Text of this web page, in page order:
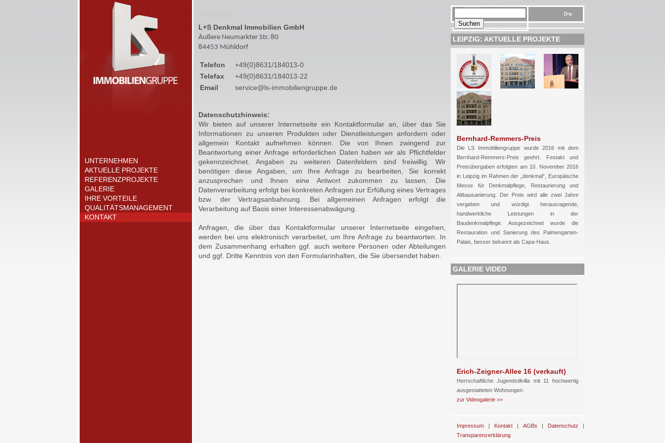
UNTERNEHMEN
AKTUELLE PROJEKTE
REFERENZPROJEKTE
GALERIE
IHRE VORTEILE
QUALITÄTSMANAGEMENT
KONTAKT
L+S Denkmal Immobilien GmbH
Äußere Neumarkter Str. 80
84453 Mühldorf
Telefon
+49(0)8631/184013-0
Telefax
+49(0)8631/184013-22
Email
service@ls-immobiliengruppe.de
Datenschutzhinweis:
Wir bieten auf unserer Internetseite ein Kontaktformular an, über das Sie
Informationen zu unseren Produkten oder Dienstleistungen anfordern oder
allgemein Kontakt aufnehmen können. Die von Ihnen zwingend zur
Beantwortung einer Anfrage erforderlichen Daten haben wir als Pflichtfelder
gekennzeichnet. Angaben zu weiteren Datenfeldern sind freiwillig. Wir
benötigen diese Angaben, um Ihre Anfrage zu bearbeiten, Sie korrekt
anzusprechen und Ihnen eine Antwort zukommen zu lassen. Die
Datenverarbeitung erfolgt bei konkreten Anfragen zur Erfüllung eines Vertrages
bzw. der Vertragsanbahnung. Bei allgemeinen Anfragen erfolgt die
Verarbeitung auf Basis einer Interessenabwägung.
Anfragen, die über das Kontaktformular unserer Internetseite eingehen,
werden bei uns elektronisch verarbeitet, um Ihre Anfrage zu beantworten. In
dem Zusammenhang erhalten ggf. auch weitere Personen oder Abteilungen
und ggf. Dritte Kenntnis von den Formularinhalten, die Sie übersendet haben.
LEIPZIG: AKTUELLE PROJEKTE
Bernhard-Remmers-Preis
Die LS Immobiliengruppe wurde 2016 mit dem
Bernhard-Remmers-Preis geehrt. Festakt und
Preisübergaben erfolgten am 10. November 2016
in Leipzig im Rahmen der „denkmal“, Europäische
Messe für Denkmalpflege, Restaurierung und
Altbausanierung. Der Preis wird alle zwei Jahre
vergeben und würdigt herausragende,
handwerkliche Leistungen in der
Baudenkmalpflege. Ausgezeichnet wurde die
Restauration und Sanierung des Palmengarten-
Palais, besser bekannt als Capa-Haus.
GALERIE VIDEO
Erich-Zeigner-Allee 16 (verkauft)
Herrschaftliche Jugendstilvilla mit 11 hochwertig
ausgestatteten Wohnungen:
zur Videogalerie >>
Impressum | Kontakt | AGBs | Datenschutz |
Transparenzerklärung